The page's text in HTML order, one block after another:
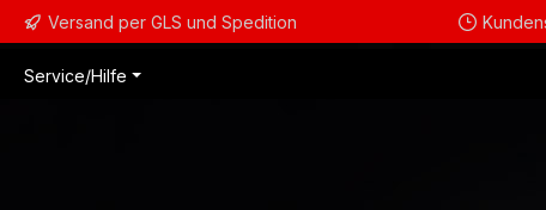
Hauptinhalt springen
Zur Suche springen
Zur Hauptnavigation springen
Versand per GLS und Spedition
Service/Hilfe